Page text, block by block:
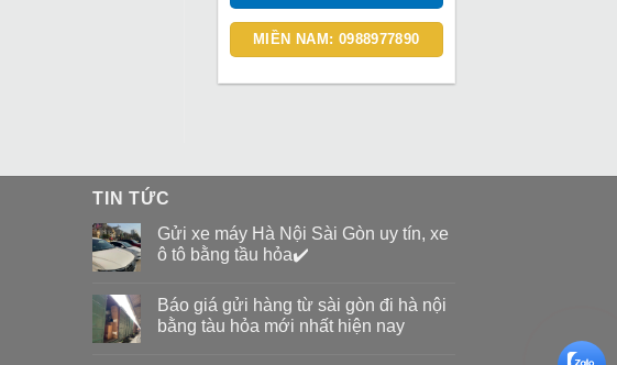
MIỀN NAM: 0988977890
TIN TỨC
Gửi xe máy Hà Nội Sài Gòn uy tín, xe
ô tô bằng tầu hỏa✔️
Báo giá gửi hàng từ sài gòn đi hà nội
bằng tàu hỏa mới nhất hiện nay